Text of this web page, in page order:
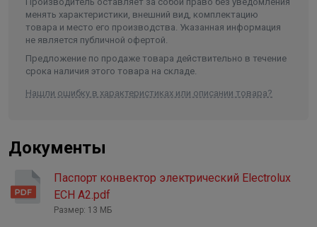
менять характеристики, внешний вид, комплектацию
товара и место его производства. Указанная информация
не является публичной офертой.
Предложение по продаже товара действительно в течение
срока наличия этого товара на складе.
Нашли ошибку в характеристиках или описании товара?
Документы
Паспорт конвектор электрический Electrolux
ECH A2.pdf
Размер: 13 МБ